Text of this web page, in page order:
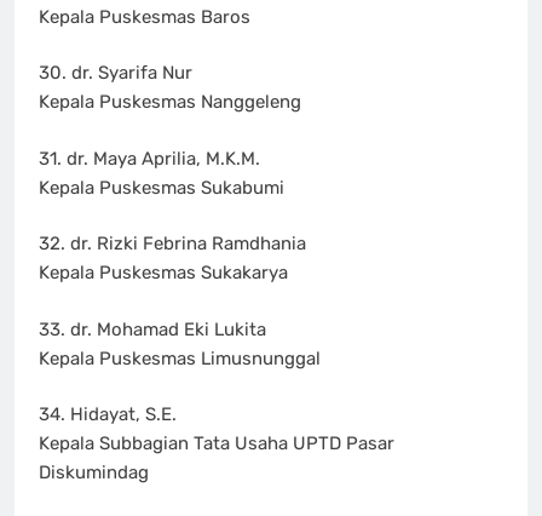
Kepala Puskesmas Baros
30. dr. Syarifa Nur
Kepala Puskesmas Nanggeleng
31. dr. Maya Aprilia, M.K.M.
Kepala Puskesmas Sukabumi
32. dr. Rizki Febrina Ramdhania
Kepala Puskesmas Sukakarya
33. dr. Mohamad Eki Lukita
Kepala Puskesmas Limusnunggal
34. Hidayat, S.E.
Kepala Subbagian Tata Usaha UPTD Pasar
Diskumindag